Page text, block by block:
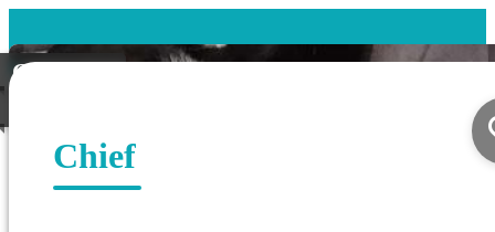
Gevonden
Chief